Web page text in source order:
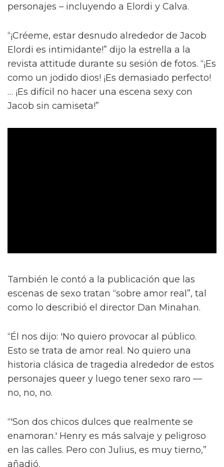
personajes – incluyendo a Elordi y Calva.
“¡Créeme, estar desnudo alrededor de Jacob
Elordi es intimidante!” dijo la estrella a la
revista attitude durante su sesión de fotos. “¡Es
como un jodido dios! ¡Es demasiado perfecto!
… ¡Es difícil no hacer una escena sexy con
Jacob sin camiseta!”
También le contó a la publicación que las
escenas de sexo tratan “sobre amor real”, tal
como lo describió el director Dan Minahan.
“Él nos dijo: 'No quiero provocar al público.
Esto se trata de amor real. No quiero una
historia clásica de tragedia alrededor de estos
personajes queer y luego tener sexo raro —
no, no, no.
“'Son dos chicos dulces que realmente se
enamoran.' Henry es más salvaje y peligroso
en las calles. Pero con Julius, es muy tierno,”
añadió.